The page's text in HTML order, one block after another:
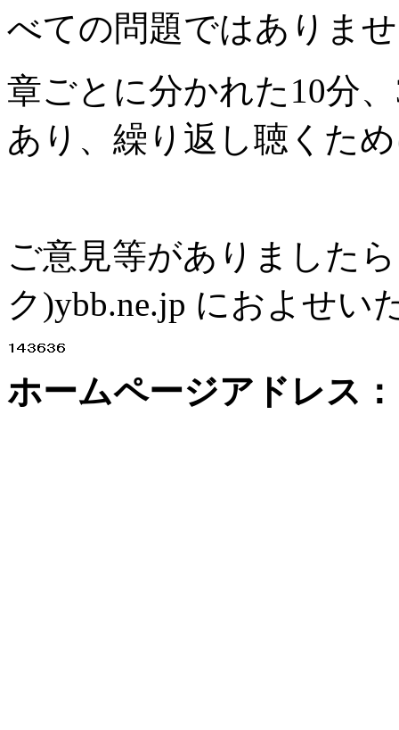
べての問題ではありま
章ごとに分かれた10分
あり、繰り返し聴くた
ご意見等がありました
ク)ybb.ne.jp におよせい
ホームページアドレス